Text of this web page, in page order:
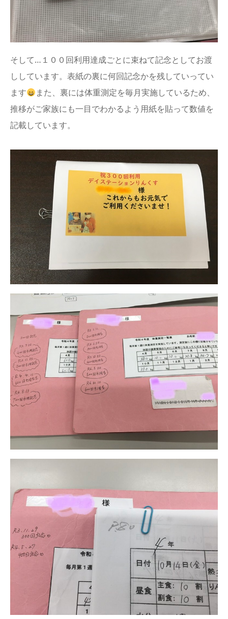
そして…１００回利用達成ごとに束ねて記念としてお渡
ししています。表紙の裏に何回記念かを残していってい
ます
また、裏には体重測定を毎月実施しているため、
推移がご家族にも一目でわかるよう用紙を貼って数値を
記載しています。